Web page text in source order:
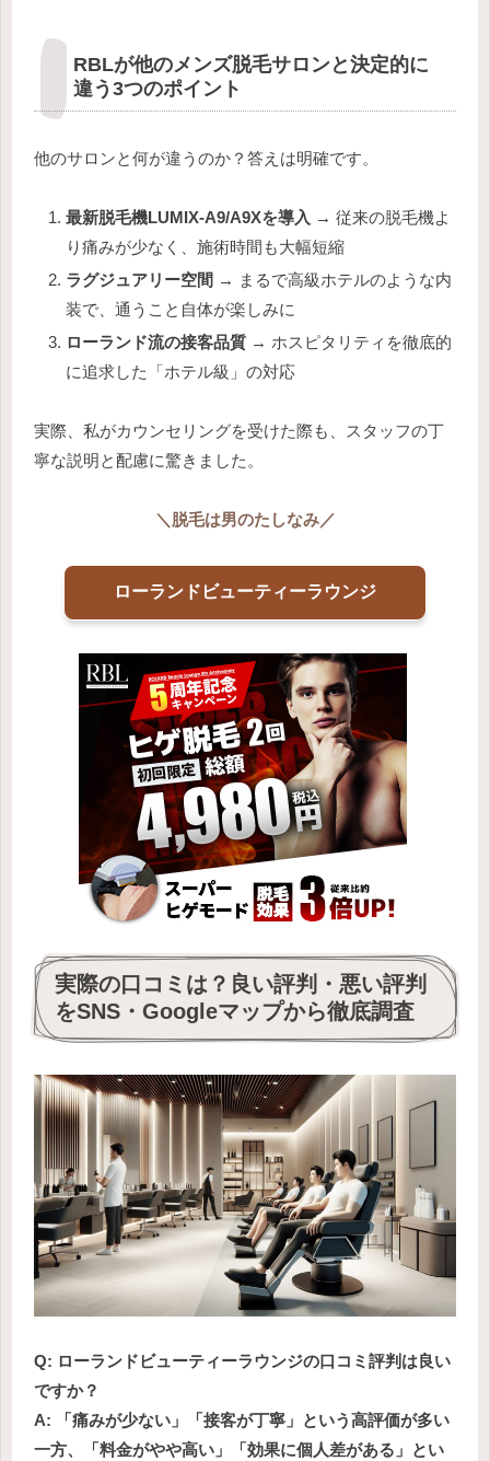
RBLが他のメンズ脱毛サロンと決定的に
違う3つのポイント
他のサロンと何が違うのか？答えは明確です。
最新脱毛機LUMIX-A9/A9Xを導入 → 従来の脱毛機よ
り痛みが少なく、施術時間も大幅短縮
ラグジュアリー空間 → まるで高級ホテルのような内
装で、通うこと自体が楽しみに
ローランド流の接客品質 → ホスピタリティを徹底的
に追求した「ホテル級」の対応
実際、私がカウンセリングを受けた際も、スタッフの丁
寧な説明と配慮に驚きました。
＼ 脱毛は男のたしなみ／
ローランドビューティーラウンジ
実際の口コミは？良い評判・悪い評判
をSNS・Googleマップから徹底調査
Q: ローランドビューティーラウンジの口コミ評判は良い
ですか？
A: 「痛みが少ない」「接客が丁寧」という高評価が多い
一方、「料金がやや高い」「効果に個人差がある」とい